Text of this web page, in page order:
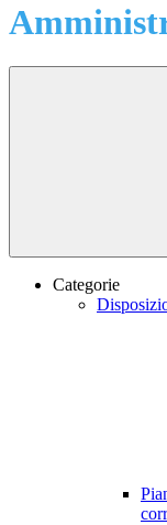
Categorie